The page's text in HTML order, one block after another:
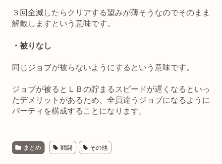
３回全滅したらクリアする望みが薄そうなのでそのまま
解散しますという意味です。
・被りなし
同じジョブが被らないようにするという意味です。
ジョブが被るとＬＢの貯まるスピードが遅くなるといっ
たデメリットがあるため、全員違うジョブになるように
パーティを構成することになります。
まとめ 戦闘 その他